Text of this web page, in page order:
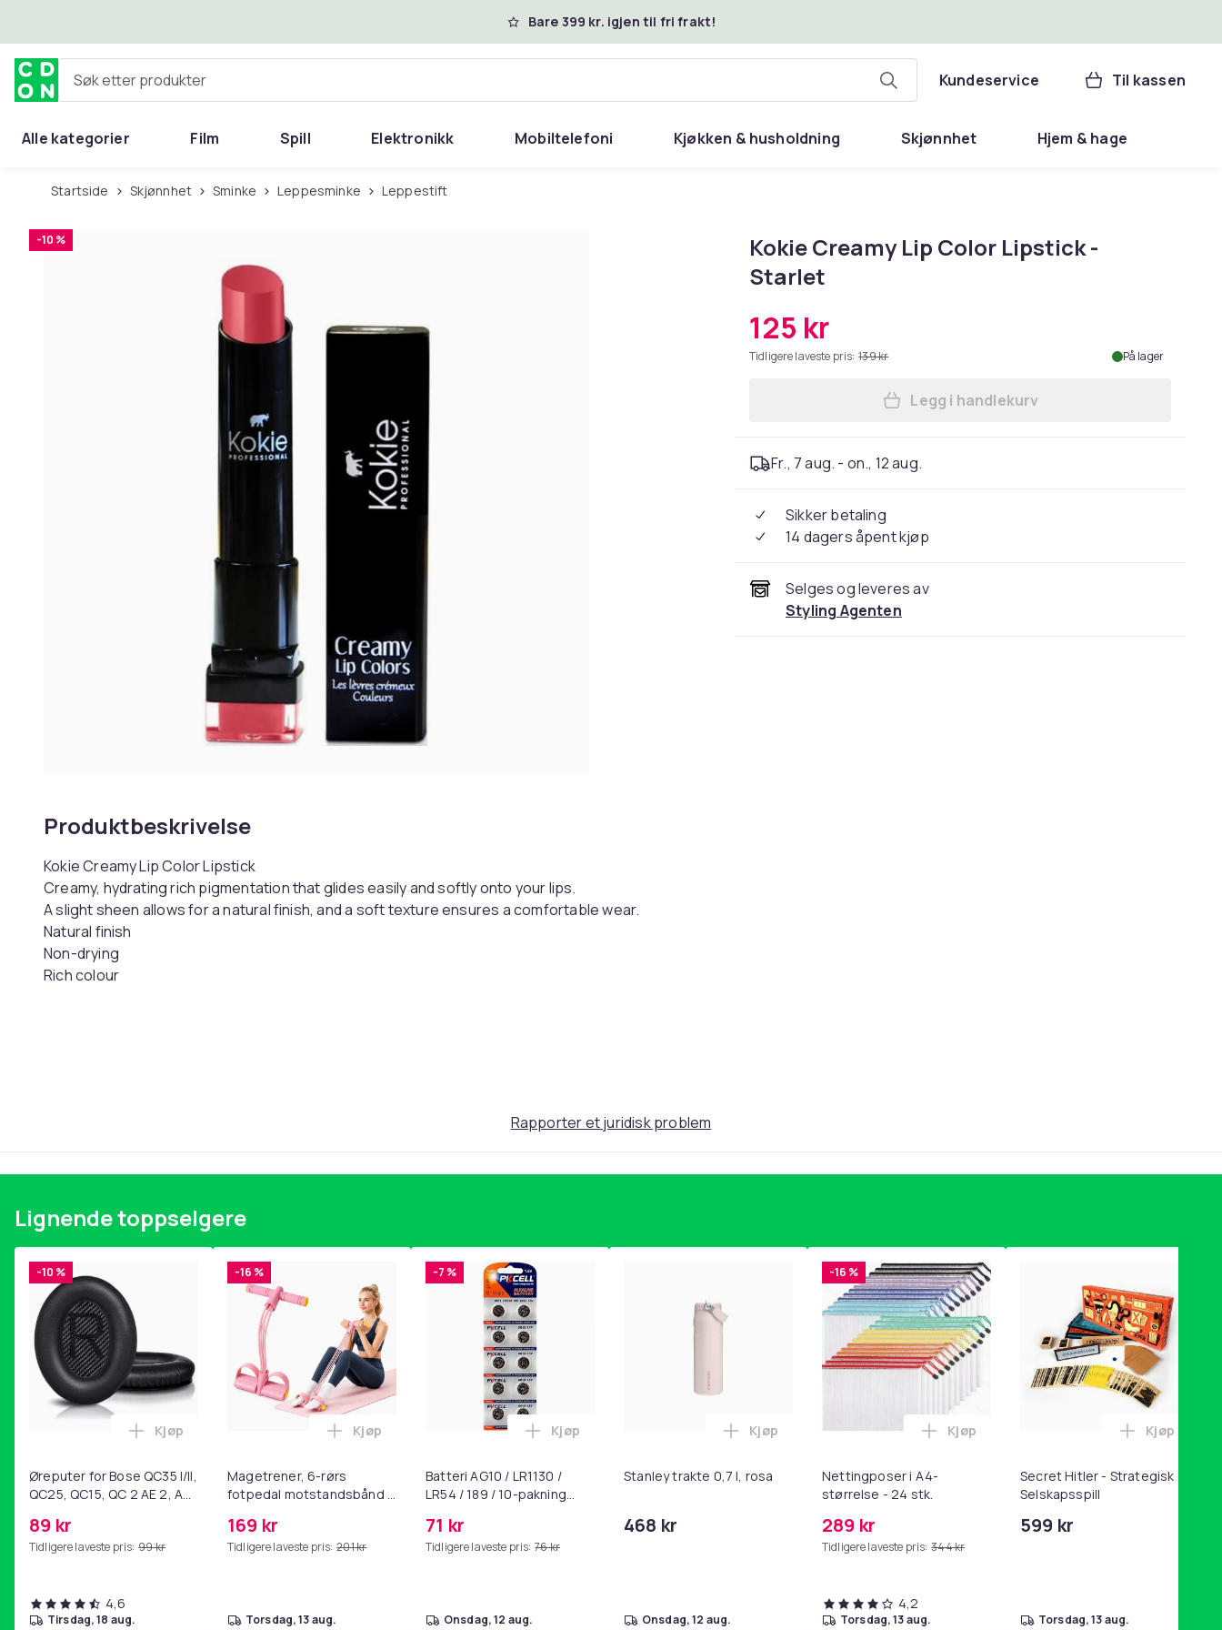
Bare 399 kr. igjen til fri frakt!
Søk etter produkter Kundeservice Til kassen
Alle kategorier Film Spill Elektronikk Mobiltelefoni Kjøkken & husholdning Skjønnhet Hjem & hage
Startside Skjønnhet Sminke Leppesminke Leppestift
-10 %
Produktbeskrivelse
Kokie Creamy Lip Color Lipstick
Creamy, hydrating rich pigmentation that glides easily and softly onto your lips.
A slight sheen allows for a natural finish, and a soft texture ensures a comfortable wear.
Natural finish
Non-drying
Rich colour
Kokie Creamy Lip Color Lipstick -
Starlet
125 kr
Tidligere laveste pris: 139 kr På lager
Legg Kokie Creamy Lip Color
Legg i handlekurv
Fr., 7 aug. - on., 12 aug.
Sikker betaling
14 dagers åpent kjøp
Selges og leveres av
Styling Agenten
Rapporter et juridisk problem
Lignende toppselgere
-10 %
Øreputer for Bose QC35 I/II,
QC25, QC15, QC 2 AE 2, AE
SoundLink Black
89 kr
Tidligere laveste pris: 99 kr
Legg Øreputer for Bose QC35 I/II, QC25, QC15, QC 2 AE 2, AE 2i, AE 2w, SoundTrue, SoundLink Black i handlekurven
Kjøp
4,6
tirsdag, 18 aug.
-16 %
Magetrener, 6-rørs
fotpedal motstandsbånd -
yoga og
hjemmegymnastikk Pink
169 kr
Tidligere laveste pris: 201 kr
Legg Magetrener, 6-rørs fotpedal motstandsbånd - mage- og kjernetrening, yoga og hjemmegymnastikk Pink i handlekurven
Kjøp
torsdag, 13 aug.
-7 %
Batteri AG10 / LR1130 /
LR54 / 189 / 10-pakning
71 kr
Tidligere laveste pris: 76 kr
Legg Batteri AG10 / LR1130 / LR54 / 189 / 10-pakning PKcell i handlekurven
Kjøp
onsdag, 12 aug.
Stanley trakte 0,7 l, rosa
468 kr
Legg Stanley trakte 0,7 l, rosa i handlekurven
Kjøp
onsdag, 12 aug.
-16 %
Nettingposer i A4-
størrelse - 24 stk.
289 kr
Tidligere laveste pris: 344 kr
Legg Nettingposer i A4-størrelse - 24
Kjøp
4,2
torsdag, 13 aug.
Secret Hitler - Strategisk
Selskapsspill
599 kr
Legg
Kjøp
torsdag, 13 aug.